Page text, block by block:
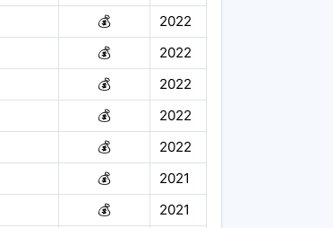
💰
2022
💰
2022
💰
2022
💰
2022
💰
2022
💰
2021
💰
2021